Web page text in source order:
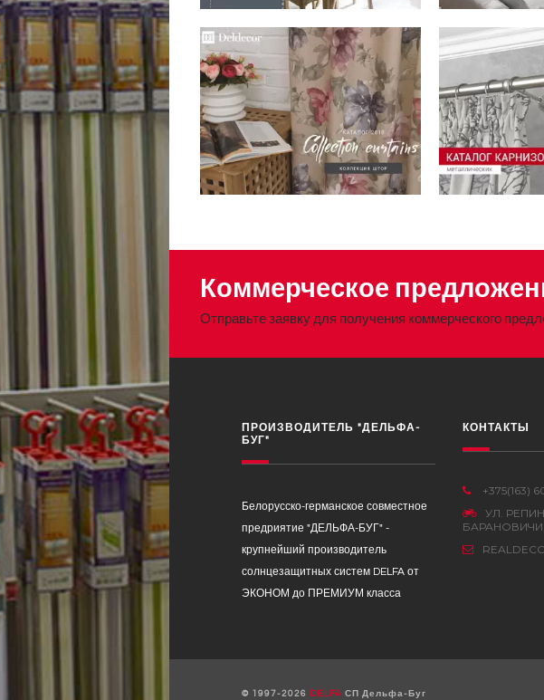
Коммерческое
Отправьте заявку для получения коммерческого
ПРОИЗВОДИТЕЛЬ "ДЕЛЬФА-
БУГ"
Белорусско-германское совместное
предриятие "ДЕЛЬФА-БУГ" -
крупнейший производитель
солнцезащитных систем DELFA от
ЭКОНОМ до ПРЕМИУМ класса
КОНТАКТЫ
+375(163)
УЛ.
© 1997-2026 DELFA СП Дельфа-Буг